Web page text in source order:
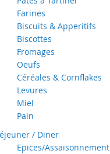
Farines
Biscuits & Apperitifs
Biscottes
Fromages
Oeufs
Céréales & Cornflakes
Levures
Miel
Pain
/ Diner
Epices/Assaisonnement